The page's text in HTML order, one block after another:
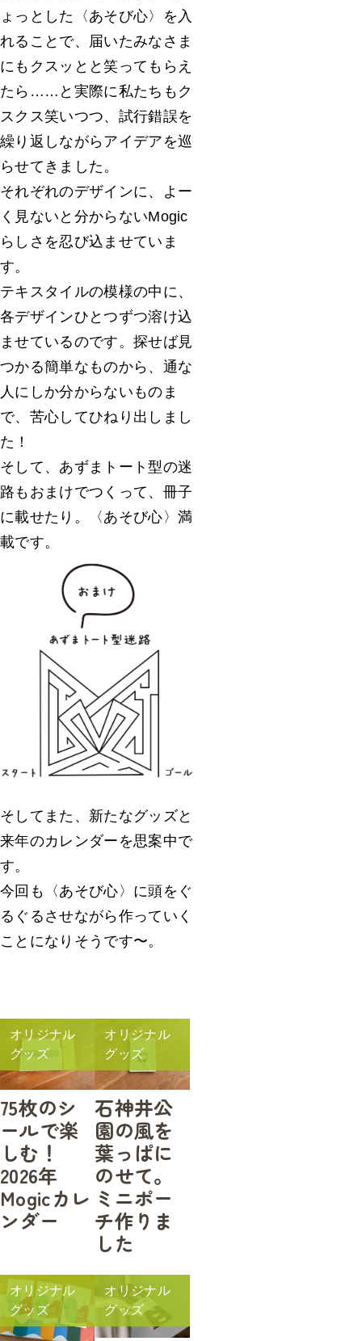
ょっとした〈あそび心〉を入
れることで、届いたみなさま
にもクスッとと笑ってもらえ
たら……と実際に私たちもク
スクス笑いつつ、試行錯誤を
繰り返しながらアイデアを巡
らせてきました。
それぞれのデザインに、よー
く見ないと分からないMogic
らしさを忍び込ませていま
す。
テキスタイルの模様の中に、
各デザインひとつずつ溶け込
ませているのです。探せば見
つかる簡単なものから、通な
人にしか分からないものま
で、苦心してひねり出しまし
た！
そして、あずまトート型の迷
路もおまけでつくって、冊子
に載せたり。〈あそび心〉満
載です。
そしてまた、新たなグッズと
来年のカレンダーを思案中で
す。
今回も〈あそび心〉に頭をぐ
るぐるさせながら作っていく
ことになりそうです〜。
オリジナル
グッズ
75枚のシ
ールで楽
しむ！
2026年
Mogicカレ
ンダー
オリジナル
グッズ
石神井公
園の風を
葉っぱに
のせて。
ミニポー
チ作りま
した
オリジナル
グッズ
オリジナル
グッズ